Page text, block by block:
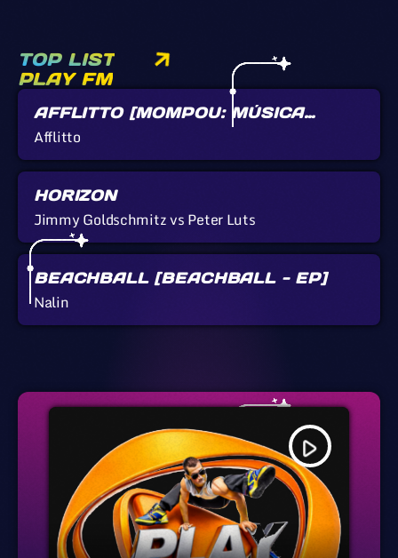
TOP LIST
PLAY FM
AFFLITTO [MOMPOU: MÚSICA
CALLADA]
Afflitto
HORIZON
Jimmy Goldschmitz vs Peter Luts
BEACHBALL [BEACHBALL - EP]
Nalin
play_arrow